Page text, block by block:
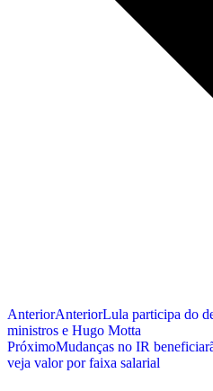
AnteriorAnteriorLula participa do
ministros e Hugo Motta
PróximoMudanças no IR
veja valor por faixa salarial